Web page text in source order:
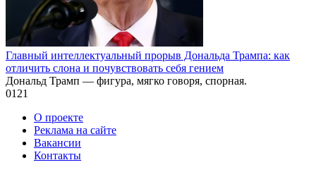
Главный интеллектуальный прорыв Дональда Трампа: как
отличить слона и почувствовать себя гением
Дональд Трамп — фигура, мягко говоря, спорная.
0121
О проекте
Реклама на сайте
Вакансии
Контакты